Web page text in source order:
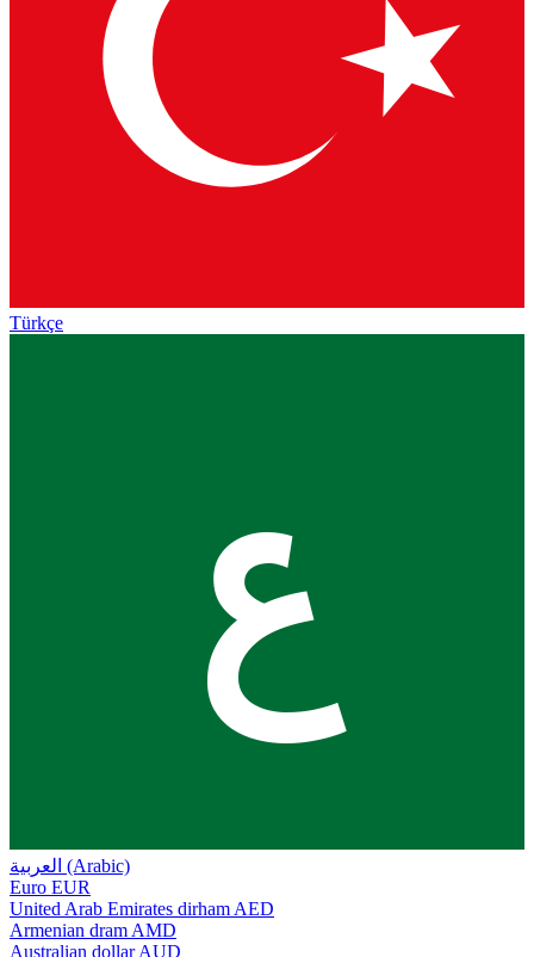
Türkçe
ع
العربية (Arabic)
Euro EUR
United Arab Emirates dirham AED
Armenian dram AMD
Australian dollar AUD